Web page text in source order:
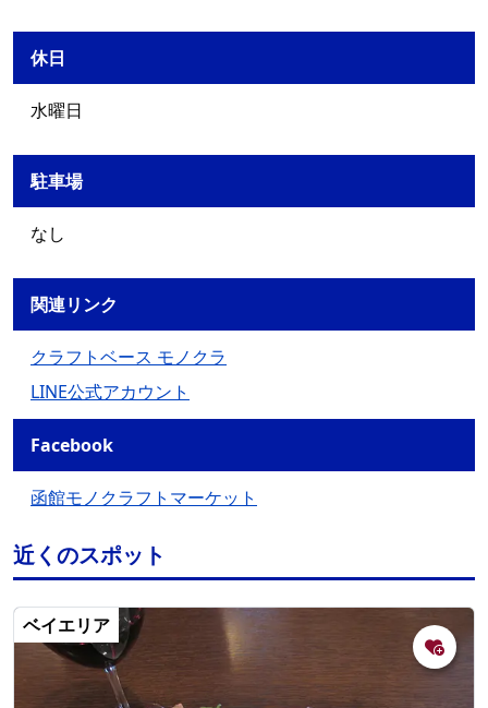
休日
水曜日
駐車場
なし
関連リンク
クラフトベース モノクラ
LINE公式アカウント
Facebook
函館モノクラフトマーケット
近くのスポット
ベイエリア